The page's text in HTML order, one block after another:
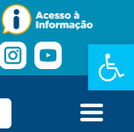
Barra de